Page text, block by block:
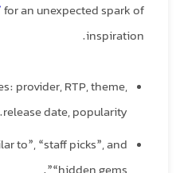
for an unexpected spark of
inspiration.
provider, RTP, theme,
release date, popularity.
to”, “staff picks”, and